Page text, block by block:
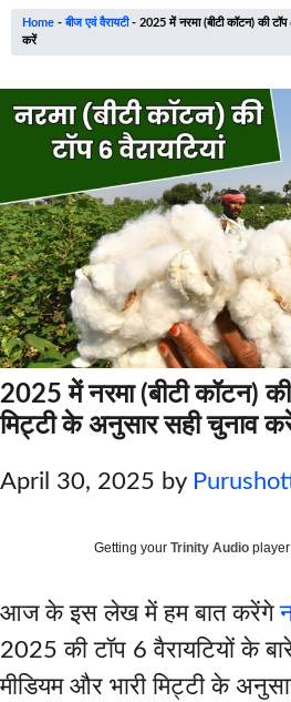
Home -बीज एवं वैरायटी- 2025 में नरमा (बीटी कॉटन) की टॉप
करें
2025 में नरमा (बीटी कॉटन) की
मिट्टी के अनुसार सही चुनाव
April 30, 2025 by
Getting your Trinity Audio
आज के इस लेख में हम बात करेंगे
2025 की टॉप 6 वैरायटियों के
मीडियम और भारी मिट्टी के